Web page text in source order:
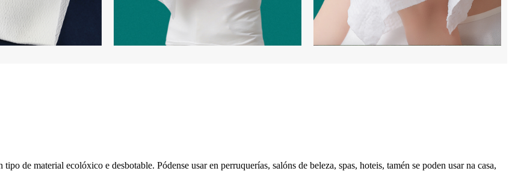
de material ecolóxico e desbotable. Pódense usar en perruquerías, salóns de beleza, spas, hoteis, tamén se poden usar na casa,